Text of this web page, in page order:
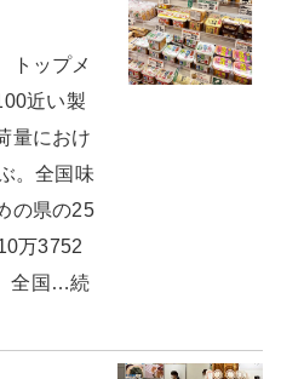
トップメ
近い製
量におけ
。全国味
の県の25
万3752
全国…続